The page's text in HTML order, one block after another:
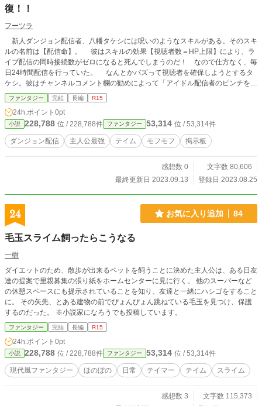
復！！
フーツラ
新人ダンジョン配信者、八幡タケシには呪いのようなスキルがある。そのスキ
ルの名前は【配信命】。 彼はスキルの効果【視聴者数＝HP上限】により、ラ
イブ配信の同時接続数がゼロになると死んでしまうのだ！ なので仕方なく、毎
日24時間配信を行っていた。 なんとかバズって視聴者を確保しようとするタ
ケシ。彼はチャンネルコメント欄の勧めによって「アイドル配信者のピンチを救
う」「モフモフモンスターをテイムしてほっこり配信」を目指すのだが、持ち前
のふざけた性格が邪魔をした。 アイドル配信者と敵対した上で、グールの命
を救い、テイムに成功。ヤバい配信者として世間に認識されてしまうのだった。
ファンタジー 完結 長編 R15
24h.ポイント 0pt
小説 228,788 位 / 228,788件 ファンタジー 53,314 位 / 53,314件
ダンジョン配信 主人公最強 テイム モフモフ 掲示板
感想数 0
文字数 80,606
最終更新日 2023.09.13
登録日 2023.08.25
24 お気に入り追加 84
毛玉スライム飼ったらこうなる
一樹
ダイエットのため、散歩が出来るペットを飼うことに決めた主人公は、ある日友
達の提案で里親募集の張り紙をホームセンターに見に行く。 他のスーパーなど
の休憩スペースにも提示されていることを知り、友達と一緒にハシゴをすること
に。 その矢先、とある建物の前でぴょんぴょん跳ねている毛玉を見つけ、保護
するのだった。 ※小説家になろうでも投稿しています。
ファンタジー 完結 長編 R15
24h.ポイント 0pt
小説 228,788 位 / 228,788件 ファンタジー 53,314 位 / 53,314件
現代風ファンタジー ほのぼの 日常 テイマー テイム スライム
感想数 3
文字数 115,373